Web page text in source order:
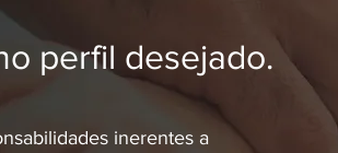
perfil desejado.
inerentes a